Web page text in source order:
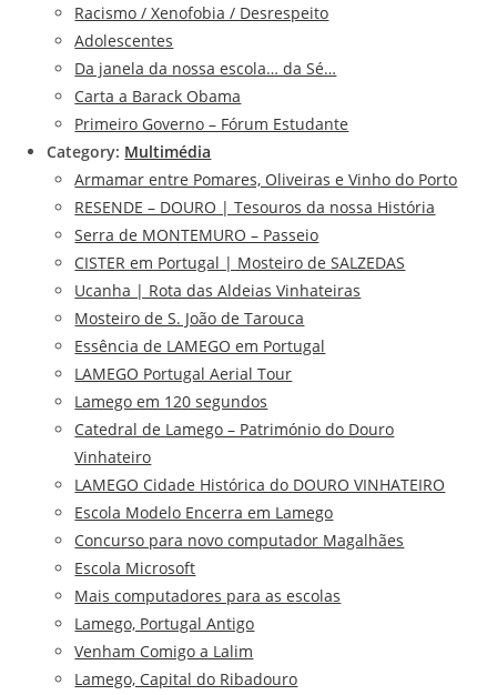
Racismo / Xenofobia / Desrespeito
Adolescentes
Da janela da nossa escola… da Sé…
Carta a Barack Obama
Primeiro Governo – Fórum Estudante
Category: Multimédia
Armamar entre Pomares, Oliveiras e Vinho do Porto
RESENDE – DOURO | Tesouros da nossa História
Serra de MONTEMURO – Passeio
CISTER em Portugal | Mosteiro de SALZEDAS
Ucanha | Rota das Aldeias Vinhateiras
Mosteiro de S. João de Tarouca
Essência de LAMEGO em Portugal
LAMEGO Portugal Aerial Tour
Lamego em 120 segundos
Catedral de Lamego – Património do Douro
Vinhateiro
LAMEGO Cidade Histórica do DOURO VINHATEIRO
Escola Modelo Encerra em Lamego
Concurso para novo computador Magalhães
Escola Microsoft
Mais computadores para as escolas
Lamego, Portugal Antigo
Venham Comigo a Lalim
Lamego, Capital do Ribadouro